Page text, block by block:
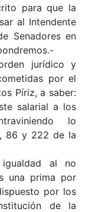
para que la
al Intendente
Senadores en
jurídico y
por el
Píriz, a saber:
salarial a los
lo
86 y 222 de la
al no
una prima por
por los
de la